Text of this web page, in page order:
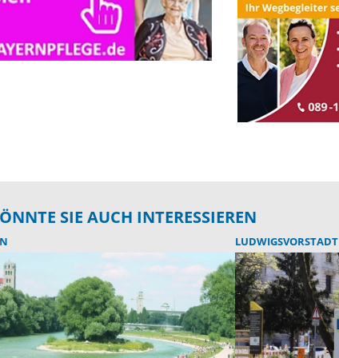
SIE AUCH INTERESSIEREN
LUDWIGSVORSTADT